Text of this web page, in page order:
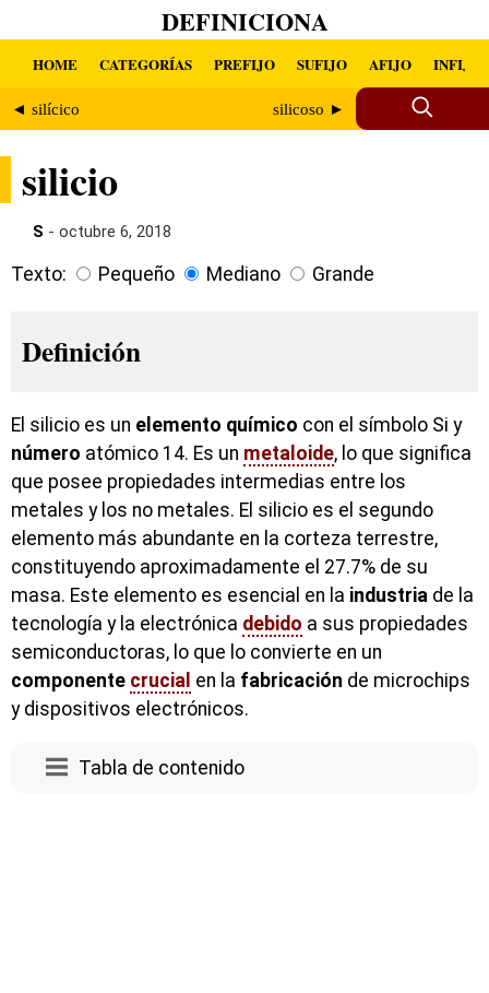
DEFINICIONA
HOME CATEGORÍAS PREFIJO SUFIJO AFIJO INFIJO
◄ silícico silicoso ►
silicio
S - octubre 6, 2018
Texto: Pequeño Mediano Grande
Definición
El silicio es un elemento químico con el símbolo Si y
número atómico 14. Es un metaloide, lo que significa
que posee propiedades intermedias entre los
metales y los no metales. El silicio es el segundo
elemento más abundante en la corteza terrestre,
constituyendo aproximadamente el 27.7% de su
masa. Este elemento es esencial en la industria de la
tecnología y la electrónica debido a sus propiedades
semiconductoras, lo que lo convierte en un
componente crucial en la fabricación de microchips
y dispositivos electrónicos.
Tabla de contenido